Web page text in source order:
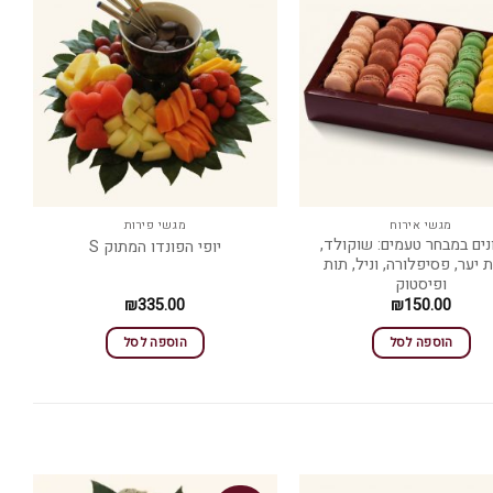
מגשי אירוח
במבחר טעמים: שוקולד,
יער, פסיפלורה, וניל, תות
ופיסטוק
₪150.00
הוספה לסל
מגשי פירות
יופי הפונדו המתוק S
₪335.00
הוספה לסל